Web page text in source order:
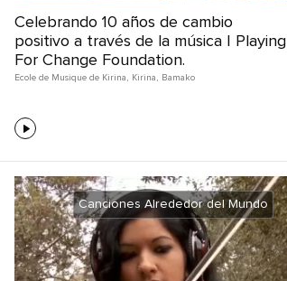
Celebrando 10 años de cambio
positivo a través de la música | Playing
For Change Foundation.
Ecole de Musique de Kirina , Kirina , Bamako
Canciones Alrededor del Mundo